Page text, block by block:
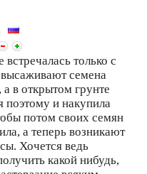
только с
семена
в открытом грунте
поэтому и накупила
потом своих семян
а теперь возникают
Хочется ведь
какой нибудь,